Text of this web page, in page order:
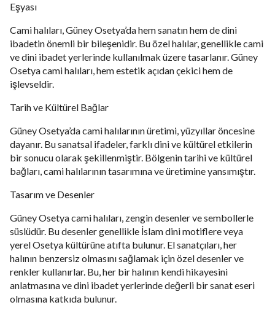
Eşyası
Cami halıları, Güney Osetya’da hem sanatın hem de dini
ibadetin önemli bir bileşenidir. Bu özel halılar, genellikle cami
ve dini ibadet yerlerinde kullanılmak üzere tasarlanır. Güney
Osetya cami halıları, hem estetik açıdan çekici hem de
işlevseldir.
Tarih ve Kültürel Bağlar
Güney Osetya’da cami halılarının üretimi, yüzyıllar öncesine
dayanır. Bu sanatsal ifadeler, farklı dini ve kültürel etkilerin
bir sonucu olarak şekillenmiştir. Bölgenin tarihi ve kültürel
bağları, cami halılarının tasarımına ve üretimine yansımıştır.
Tasarım ve Desenler
Güney Osetya cami halıları, zengin desenler ve sembollerle
süslüdür. Bu desenler genellikle İslam dini motiflere veya
yerel Osetya kültürüne atıfta bulunur. El sanatçıları, her
halının benzersiz olmasını sağlamak için özel desenler ve
renkler kullanırlar. Bu, her bir halının kendi hikayesini
anlatmasına ve dini ibadet yerlerinde değerli bir sanat eseri
olmasına katkıda bulunur.